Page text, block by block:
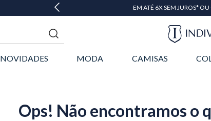
EM ATÉ 6X SEM JUROS*
NOVIDADES MODA CAMISAS
Ops! Não encontramos o